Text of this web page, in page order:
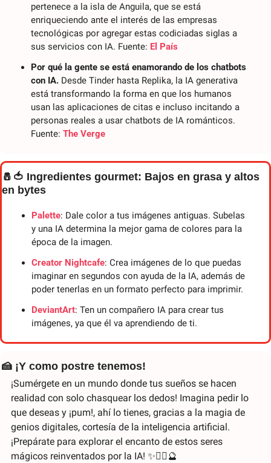
pertenece a la isla de Anguila, que se está
enriqueciendo ante el interés de las empresas
tecnológicas por agregar estas codiciadas siglas a
sus servicios con IA. Fuente: El País
Por qué la gente se está enamorando de los chatbots
con IA. Desde Tinder hasta Replika, la IA generativa
está transformando la forma en que los humanos
usan las aplicaciones de citas e incluso incitando a
personas reales a usar chatbots de IA románticos.
Fuente: The Verge
🧂 🍅 Ingredientes gourmet: Bajos en grasa y altos
en bytes
Palette: Dale color a tus imágenes antiguas. Subelas
y una IA determina la mejor gama de colores para la
época de la imagen.
Creator Nightcafe: Crea imágenes de lo que puedas
imaginar en segundos con ayuda de la IA, además de
poder tenerlas en un formato perfecto para imprimir.
DeviantArt: Ten un compañero IA para crear tus
imágenes, ya que él va aprendiendo de ti.
🍰 ¡Y como postre tenemos!
¡Sumérgete en un mundo donde tus sueños se hacen
realidad con solo chasquear los dedos! Imagina pedir lo
que deseas y ¡pum!, ahí lo tienes, gracias a la magia de
genios digitales, cortesía de la inteligencia artificial.
¡Prepárate para explorar el encanto de estos seres
mágicos reinventados por la IA! ✨🧞‍♂️ 🔮